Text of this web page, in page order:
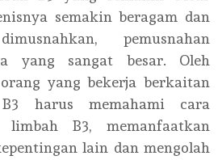
semakin beragam dan
pemusnahan
yang sangat besar. Oleh
yang bekerja berkaitan
harus memahami cara
limbah B3, memanfaatkan
lain dan mengolah